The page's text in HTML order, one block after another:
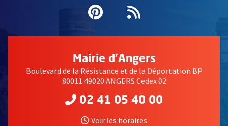
Pinterest
, Ouvre une
Flux RSS
Mairie d'Angers
Boulevard de la Résistance et de la Déportation BP
80011 49020 ANGERS Cedex 02
02 41 05 40 00
Voir les horaires